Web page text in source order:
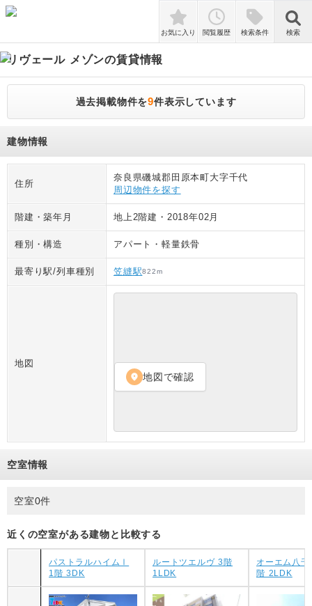
検索
お気に入り 閲覧履歴 検索条件 検索
リヴェール メゾンの賃貸情報
過去掲載物件を9件表示しています
建物情報
住所
奈良県磯城郡田原本町大字千代
周辺物件を探す
階建・築年月 地上2階建 ・ 2018年02月
種別・構造 アパート ・軽量鉄骨
最寄り駅/列車種別 笠縫駅822m
地図
location_on 地図で確認
空室情報
空室0件
近くの空室がある建物と比較する
パストラルハイムⅠ
1階 3DK
ルートツエルヴ 3階
1LDK
オーエム八
階 2LDK